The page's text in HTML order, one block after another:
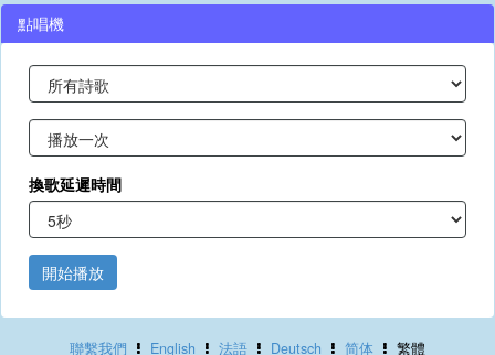
點唱機
換歌延遲時間
開始播放
聯繫我們 English 法語 Deutsch 简体 繁體